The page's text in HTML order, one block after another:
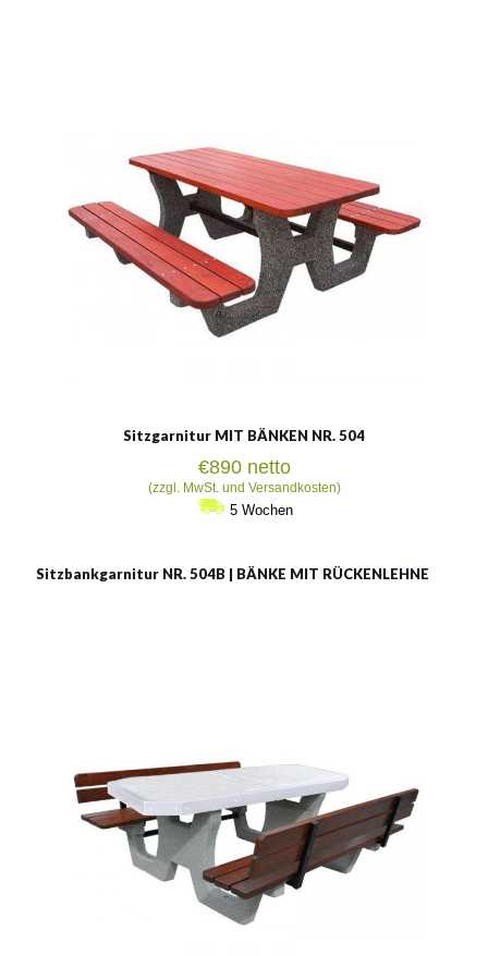
Sitzgarnitur MIT BÄNKEN NR. 504
€890 netto
(zzgl. MwSt. und Versandkosten)
5 Wochen
Sitzbankgarnitur NR. 504B | BÄNKE MIT RÜCKENLEHNE
Beton + Holz